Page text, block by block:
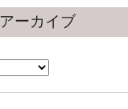
アーカイブ